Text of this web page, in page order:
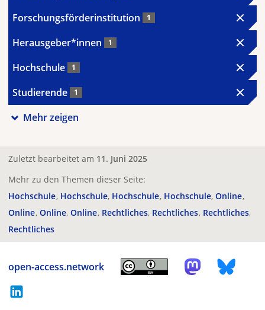
Forschungsförderinstitution 1
Herausgeber*innen 1
Hochschule 1
Studierende 1
Mehr zeigen
Zuletzt bearbeitet am 11. Juni 2025
Mehr zu den Themen dieser Seite:
Hochschule Hochschule Hochschule Hochschule Online
Online Online Online Rechtliches Rechtliches Rechtliches
Rechtliches
open-access.network